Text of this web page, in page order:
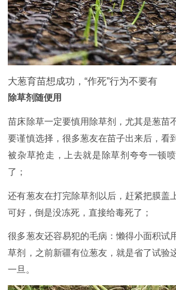
大葱育苗想成功，“作死”行为不要有
除草剂随便用
苗床除草一定要慎用除草剂，尤其是葱苗
要谨慎选择，很多葱友在苗子出来后，看
被杂草抢走，上去就是除草剂夸夸一顿
了；
还有葱友在打完除草剂以后，赶紧把膜盖
可好，倒是没冻死，直接给毒死了；
很多葱友还容易犯的毛病：懒得小面积试
草剂，之前新疆有位葱友，就是省了试验
一旦。